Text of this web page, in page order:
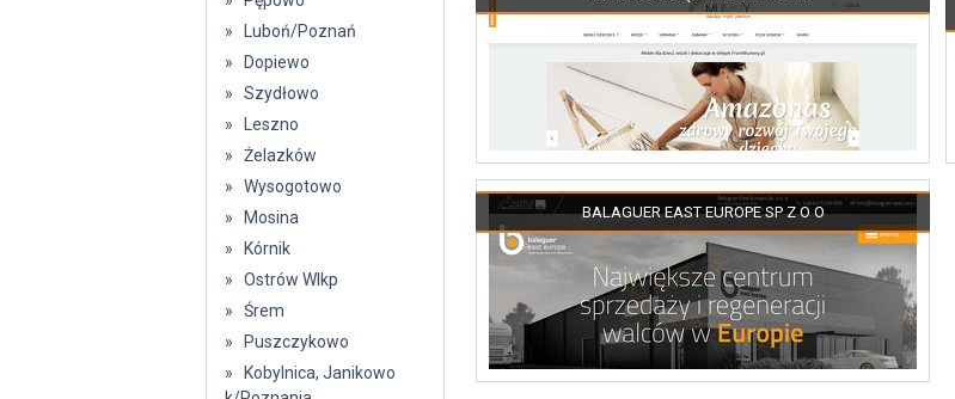
» Luboń/Poznań
» Dopiewo
» Szydłowo
» Leszno
» Żelazków
» Wysogotowo
» Mosina
» Kórnik
» Ostrów Wlkp
» Śrem
» Puszczykowo
» Kobylnica, Janikowo
BALAGUER EAST EUROPE SP Z O O